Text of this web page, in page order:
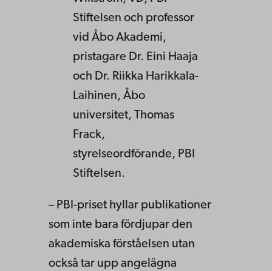
Stiftelsen och professor
vid Åbo Akademi,
pristagare Dr. Eini Haaja
och Dr. Riikka Harikkala-
Laihinen, Åbo
universitet, Thomas
Frack,
styrelseordförande, PBI
Stiftelsen.
– PBI-priset hyllar publikationer
som inte bara fördjupar den
akademiska förståelsen utan
också tar upp angelägna